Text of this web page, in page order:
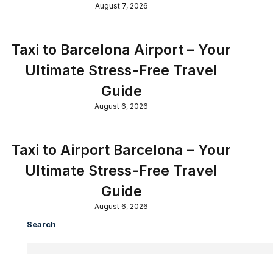
August 7, 2026
Taxi to Barcelona Airport – Your
Ultimate Stress-Free Travel
Guide
August 6, 2026
Taxi to Airport Barcelona – Your
Ultimate Stress-Free Travel
Guide
August 6, 2026
Search